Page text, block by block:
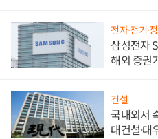
전자·전기·
삼성전자
해외 증권
건설
국내외서
대건설·